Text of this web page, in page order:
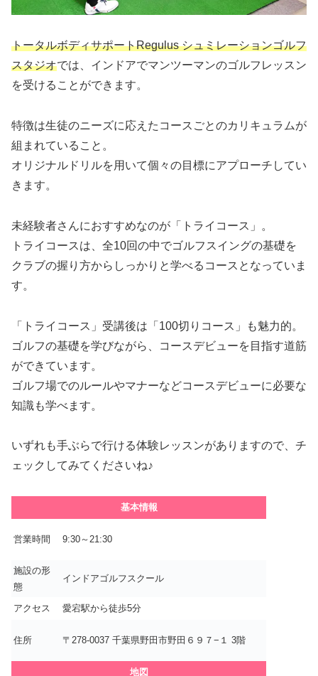
トータルボディサポートRegulus シュミレーションゴルフ
スタジオでは、インドアでマンツーマンのゴルフレッスン
を受けることができます。
特徴は生徒のニーズに応えたコースごとのカリキュラムが
組まれていること。
オリジナルドリルを用いて個々の目標にアプローチしてい
きます。
未経験者さんにおすすめなのが「トライコース」。
トライコースは、全10回の中でゴルフスイングの基礎を
クラブの握り方からしっかりと学べるコースとなっていま
す。
「トライコース」受講後は「100切りコース」も魅力的。
ゴルフの基礎を学びながら、コースデビューを目指す道筋
ができています。
ゴルフ場でのルールやマナーなどコースデビューに必要な
知識も学べます。
いずれも手ぶらで行ける体験レッスンがありますので、チ
ェックしてみてくださいね♪
基本情報
営業時間 9:30～21:30
施設の形
態
インドアゴルフスクール
アクセス 愛宕駅から徒歩5分
住所 〒278-0037 千葉県野田市野田６９７−１ 3階
地図